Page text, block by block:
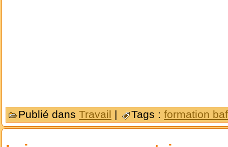
Publié dans Travail | Tags : formation